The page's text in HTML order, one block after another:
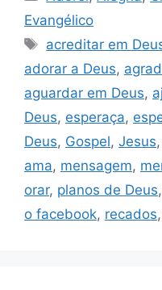
Evangélico
Tags
acreditar em
adorar a Deus,
aguardar em Deus,
Deus, esperaça,
Deus, Gospel, Jesus,
ama, mensagem,
orar, planos de Deus,
o facebook, recados,